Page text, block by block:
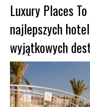
Luxury Places
najlepszych
wyjątkowych